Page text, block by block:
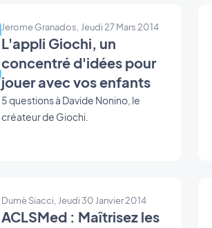
doutez nous allons nous concentrer
sur leur application mobile et la
grande question est:
Jerome Granados, Jeudi 27 Mars 2014
L'appli Giochi, un
concentré d'idées pour
jouer avec vos enfants
5 questions à Davide Nonino, le
créateur de Giochi.
Dumè Siacci, Jeudi 30 Janvier 2014
ACLSMed : Maîtrisez les